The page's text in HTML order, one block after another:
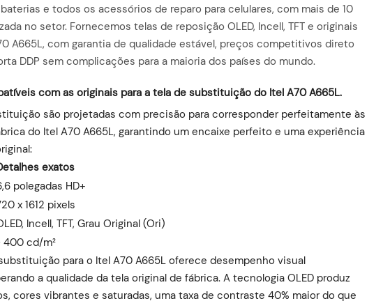
e todos os acessórios de reparo para celulares, com mais de 10
no setor. Fornecemos telas de reposição OLED, Incell, TFT e originais
A665L, com garantia de qualidade estável, preços competitivos direto
DDP sem complicações para a maioria dos países do mundo.
com as originais para a tela de substituição do Itel A70 A665L.
são projetadas com precisão para corresponder perfeitamente às
do Itel A70 A665L, garantindo um encaixe perfeito e uma experiência
exatos
polegadas HD+
x 1612 pixels
Incell, TFT, Grau Original (Ori)
400 cd/m²
para o Itel A70 A665L oferece desempenho visual
a qualidade da tela original de fábrica. A tecnologia OLED produz
cores vibrantes e saturadas, uma taxa de contraste 40% maior do que